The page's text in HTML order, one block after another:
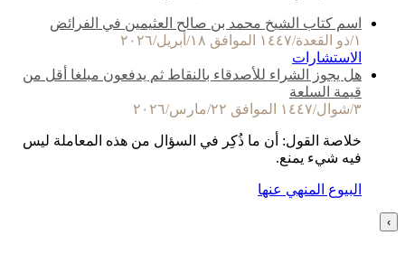
اسم كتاب الشيخ محمد بن صالح العثيمين في الفرائض
١/ذو القعدة/١٤٤٧ الموافق ١٨/أبريل/٢٠٢٦
الاستشارات
هل يجوز الشراء للأصدقاء بالنقاط ثم يدفعون مبلغا أقل من
قيمة السلعة
٣/شوال/١٤٤٧ الموافق ٢٢/مارس/٢٠٢٦
خلاصة القول: أن ما ذُكِر في السؤال من هذه المعاملة ليس
فيه شيء يمنع.
البيوع المنهي عنها
›